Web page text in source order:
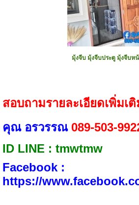
มุ้งจีบ มุ้งจีบประตู มุ้งจีบห
สอบถามรายละเอียดเพิ่มเ
คุณ อรวรรณ 089-503-
ID LINE​ : tmwtmw
Facebook :​
https://